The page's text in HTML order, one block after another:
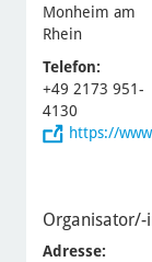
Monheim am
Rhein
Telefon:
+49 2173 951-
4130
https://
Organisator/-
Adresse: